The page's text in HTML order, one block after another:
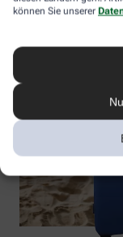
können Sie unserer